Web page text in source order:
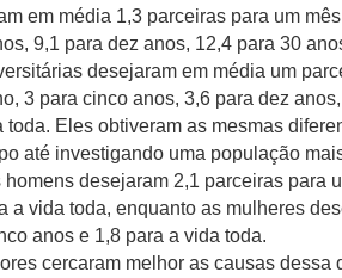
em média 1,3 parceiras para um
9,1 para dez anos, 12,4 para 30
desejaram em média um
3 para cinco anos, 3,6 para dez
toda. Eles obtiveram as mesmas
até investigando uma população
homens desejaram 2,1 parceiras para
a vida toda, enquanto as mulheres
anos e 1,8 para a vida toda.
cercaram melhor as causas dessa